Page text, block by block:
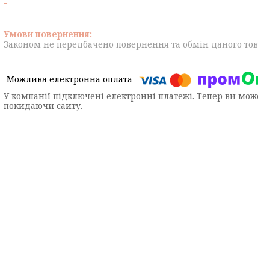
Законом не передбачено повернення та обмін даного
У компанії підключені електронні платежі. Тепер ви
покидаючи сайту.